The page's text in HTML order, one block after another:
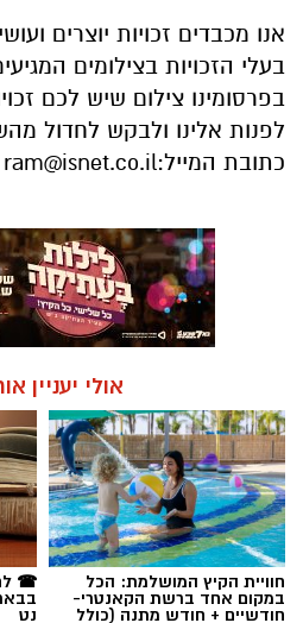
אנו מכבדים זכויות יוצרים
בעלי הזכויות בצילומים
בפרסומינו צילום שיש לכם
לפנות אלינו ולבקש לחדול
כתובת המייל:ram@isnet.co.il
אולי יעניין
חוויית הקיץ המושלמת: הכל
במקום אחד ברשת הקאנטרי-
חודשיים + חודש מתנה (כולל
☎
נט